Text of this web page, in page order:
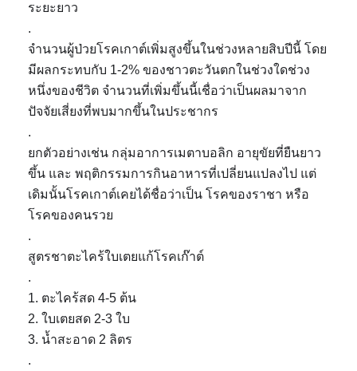
ระยะยาว
.
จำนวนผู้ป่วยโรคเกาต์เพิ่มสูงขึ้นในช่วงหลายสิบปีนี้ โดย
มีผลกระทบกับ 1-2% ของชาวตะวันตกในช่วงใดช่วง
หนึ่งของชีวิต จำนวนที่เพิ่มขึ้นนี้เชื่อว่าเป็นผลมาจาก
ปัจจัยเสี่ยงที่พบมากขึ้นในประชากร
.
ยกตัวอย่างเช่น กลุ่มอาการเมตาบอลิก อายุขัยที่ยืนยาว
ขึ้น และ พฤติกรรมการกินอาหารที่เปลี่ยนแปลงไป แต่
เดิมนั้นโรคเกาต์เคยได้ชื่อว่าเป็น โรคของราชา หรือ
โรคของคนรวย
.
สูตรชาตะไคร้ใบเตยแก้โรคเก๊าต์
.
1. ตะไคร้สด 4-5 ต้น
2. ใบเตยสด 2-3 ใบ
3. น้ำสะอาด 2 ลิตร
.